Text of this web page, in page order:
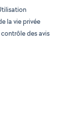
la vie privée
des avis